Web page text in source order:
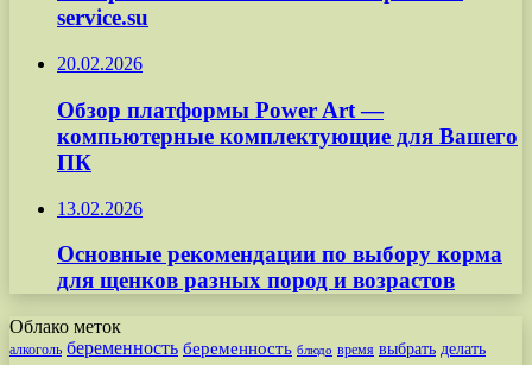
service.su
20.02.2026
Обзор платформы Power Art —
компьютерные комплектующие для Вашего
ПК
13.02.2026
Основные рекомендации по выбору корма
для щенков разных пород и возрастов
Облако меток
алкоголь беременность беременность блюдо время выбрать делать